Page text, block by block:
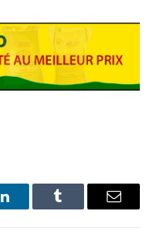
LinkedInTumblr Email